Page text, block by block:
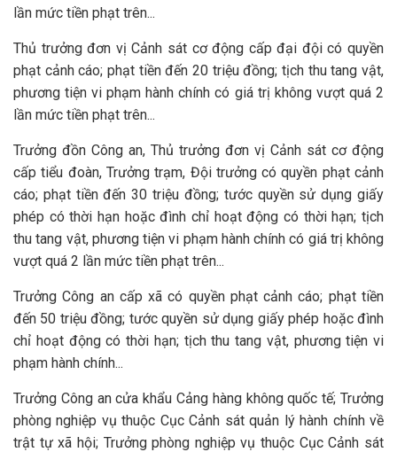
lần mức tiền phạt trên...
Thủ trưởng đơn vị Cảnh sát cơ động cấp đại đội có quyền
phạt cảnh cáo; phạt tiền đến 20 triệu đồng; tịch thu tang vật,
phương tiện vi phạm hành chính có giá trị không vượt quá 2
lần mức tiền phạt trên...
Trưởng đồn Công an, Thủ trưởng đơn vị Cảnh sát cơ động
cấp tiểu đoàn, Trưởng trạm, Đội trưởng có quyền phạt cảnh
cáo; phạt tiền đến 30 triệu đồng; tước quyền sử dụng giấy
phép có thời hạn hoặc đình chỉ hoạt động có thời hạn; tịch
thu tang vật, phương tiện vi phạm hành chính có giá trị không
vượt quá 2 lần mức tiền phạt trên...
Trưởng Công an cấp xã có quyền phạt cảnh cáo; phạt tiền
đến 50 triệu đồng; tước quyền sử dụng giấy phép hoặc đình
chỉ hoạt động có thời hạn; tịch thu tang vật, phương tiện vi
phạm hành chính...
Trưởng Công an cửa khẩu Cảng hàng không quốc tế; Trưởng
phòng nghiệp vụ thuộc Cục Cảnh sát quản lý hành chính về
trật tự xã hội; Trưởng phòng nghiệp vụ thuộc Cục Cảnh sát